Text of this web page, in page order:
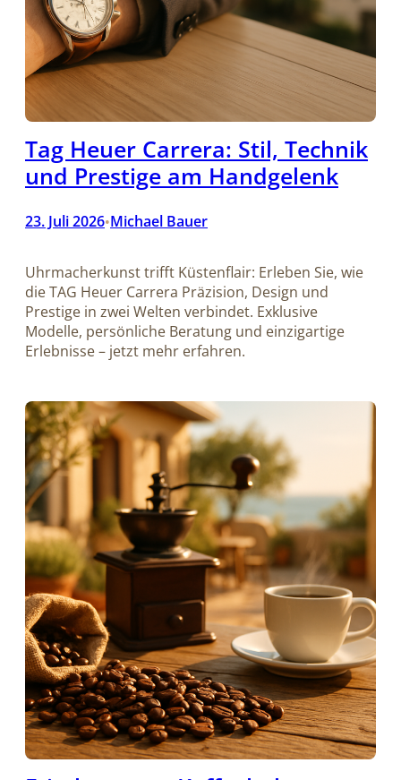
Tag Heuer Carrera: Stil, Technik
und Prestige am Handgelenk
23. Juli 2026•Michael Bauer
Uhrmacherkunst trifft Küstenflair: Erleben Sie, wie
die TAG Heuer Carrera Präzision, Design und
Prestige in zwei Welten verbindet. Exklusive
Modelle, persönliche Beratung und einzigartige
Erlebnisse – jetzt mehr erfahren.